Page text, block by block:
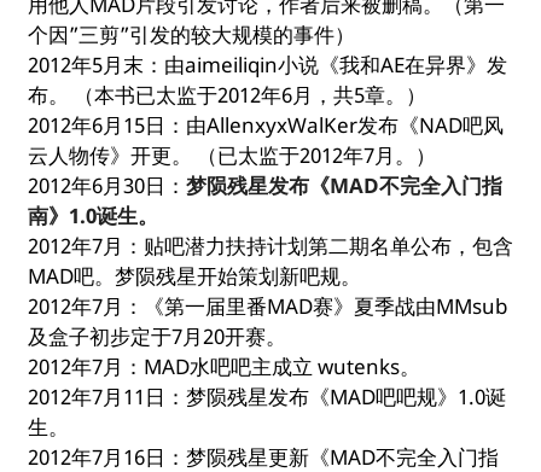
个因”三剪”引发的较大规模的事件）
2012年5月末：由aimeiliqin小说《我和AE在异界》发
布。 （本书已太监于2012年6月，共5章。）
2012年6月15日：由AllenxyxWalKer发布《NAD吧风
云人物传》开更。 （已太监于2012年7月。）
2012年6月30日： 梦陨残星发布《MAD不完全入门指
南》1.0诞生。
2012年7月：贴吧潜力扶持计划第二期名单公布，包含
MAD吧。梦陨残星开始策划新吧规。
2012年7月：《第一届里番MAD赛》夏季战由MMsub
及盒子初步定于7月20开赛。
2012年7月：MAD水吧吧主成立 wutenks。
2012年7月11日：梦陨残星发布《MAD吧吧规》1.0诞
生。
2012年7月16日：梦陨残星更新《MAD不完全入门指